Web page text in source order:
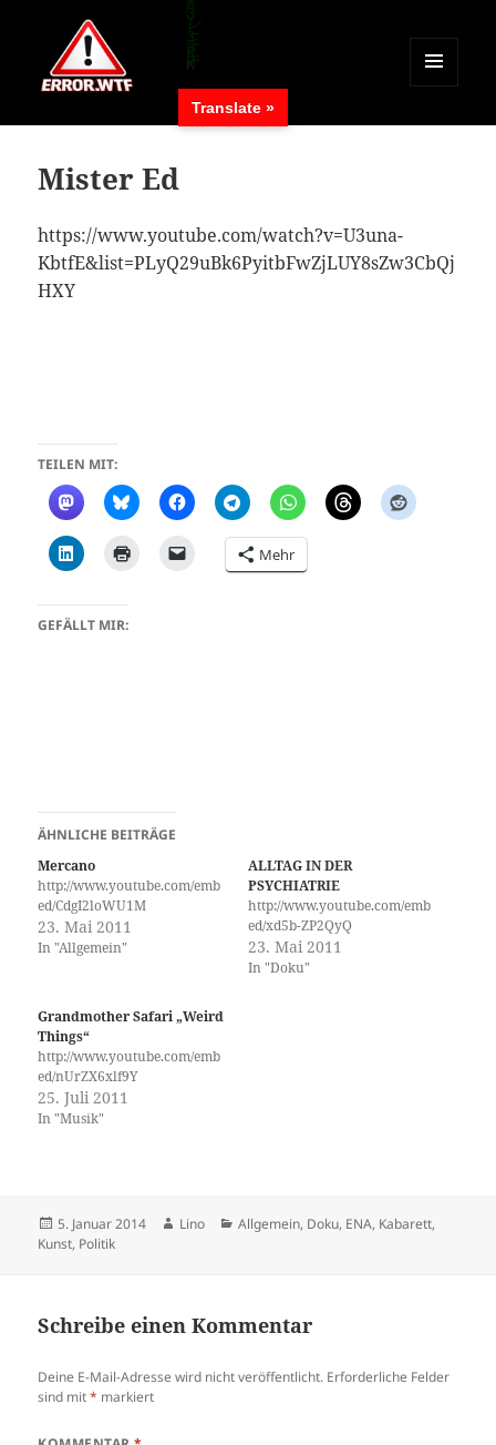
MENÜ
WIDGETS
Mister Ed
https://www.youtube.com/watch?v=U3una-
KbtfE&list=PLyQ29uBk6PyitbFwZjLUY8sZw3CbQj
HXY
TEILEN MIT:
Mehr
GEFÄLLT MIR:
ÄHNLICHE BEITRÄGE
Mercano
http://www.youtube.com/emb
ed/CdgI2loWU1M
23. Mai 2011
In "Allgemein"
ALLTAG IN DER
PSYCHIATRIE
http://www.youtube.com/emb
ed/xd5b-ZP2QyQ
23. Mai 2011
In "Doku"
Grandmother Safari „Weird
Things“
http://www.youtube.com/emb
ed/nUrZX6xlf9Y
25. Juli 2011
In "Musik"
Veröffentlicht
am
5. Januar 2014 Autor
Lino Kategorien
Allgemein, Doku, ENA, Kabarett,
Kunst, Politik
Schreibe einen Kommentar
Deine E-Mail-Adresse wird nicht veröffentlicht. Erforderliche Felder
sind mit* markiert
Translate »